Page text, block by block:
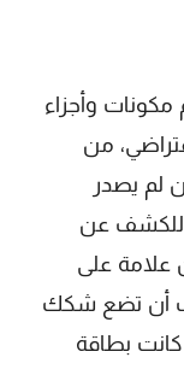
وأجزاء
من
لم يصدر
للكشف عن
علامة على
أن تضع شكك
بطاقة